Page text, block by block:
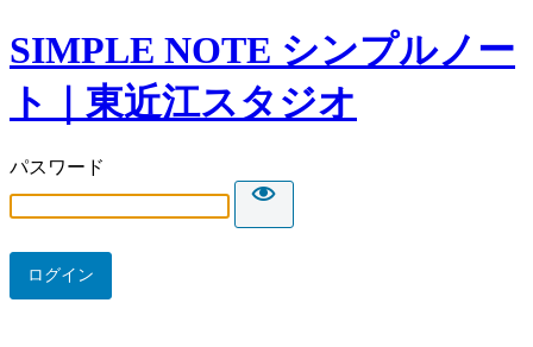
SIMPLE NOTE シンプルノー
ト｜東近江スタジオ
パスワード